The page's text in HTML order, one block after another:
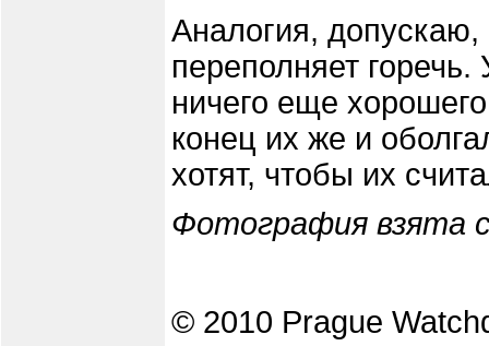
Аналогия,
переполняет
ничего еще
конец их же и
хотят, чтобы их
Фотография взята
© 2010 Prague